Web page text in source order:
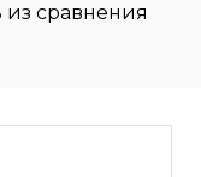
из сравнения